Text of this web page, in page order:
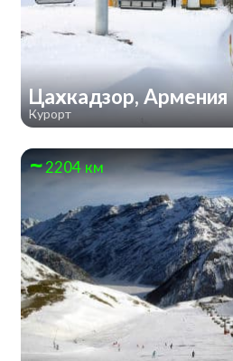
Цахкадзор, Армения
Курорт
2204 км